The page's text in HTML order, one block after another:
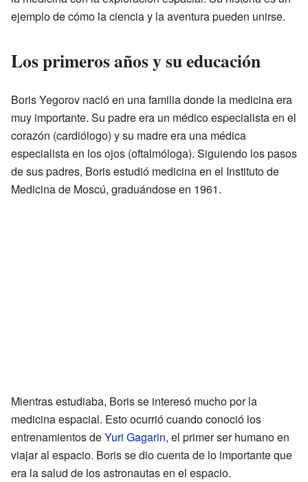
ejemplo de cómo la ciencia y la aventura pueden unirse.
Los primeros años y su educación
Boris Yegorov nació en una familia donde la medicina era
muy importante. Su padre era un médico especialista en el
corazón (cardiólogo) y su madre era una médica
especialista en los ojos (oftalmóloga). Siguiendo los pasos
de sus padres, Boris estudió medicina en el Instituto de
Medicina de Moscú, graduándose en 1961.
Mientras estudiaba, Boris se interesó mucho por la
medicina espacial. Esto ocurrió cuando conoció los
entrenamientos deYuri Gagarin, el primer ser humano en
viajar al espacio. Boris se dio cuenta de lo importante que
era la salud de los astronautas en el espacio.